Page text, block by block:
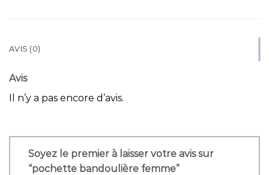
AVIS (0)
Avis
Il n’y a pas encore d’avis.
Soyez le premier à laisser votre avis sur
“pochette bandoulière femme”